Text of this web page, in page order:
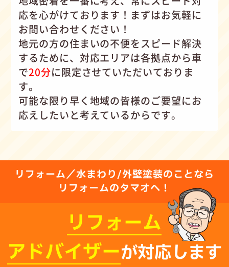
応を心がけております！まずはお気軽に
お問い合わせください！
地元の方の住まいの不便をスピード解決
するために、対応エリアは各拠点から車
で20分に限定させていただいておりま
す。
可能な限り早く地域の皆様のご要望にお
応えしたいと考えているからです。
リフォーム／水まわり/外壁塗装のことなら
リフォームのタマオへ！
リフォーム
アドバイザーが対応します